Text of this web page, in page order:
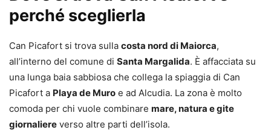
perché sceglierla
Can Picafort si trova sulla costa nord di Maiorca,
all’interno del comune di Santa Margalida. È affacciata su
una lunga baia sabbiosa che collega la spiaggia di Can
Picafort a Playa de Muro e ad Alcudia. La zona è molto
comoda per chi vuole combinare mare, natura e gite
giornaliere verso altre parti dell’isola.